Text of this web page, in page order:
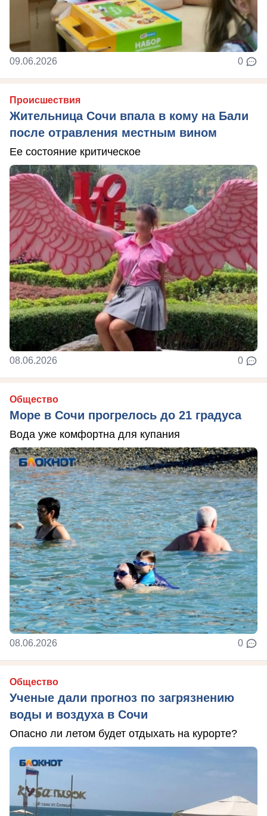
09.06.2026 0
Происшествия
Жительница Сочи впала в кому на Бали
после отравления местным вином
Ее состояние критическое
08.06.2026 0
Общество
Море в Сочи прогрелось до 21 градуса
Вода уже комфортна для купания
08.06.2026 0
Общество
Ученые дали прогноз по загрязнению
воды и воздуха в Сочи
Опасно ли летом будет отдыхать на курорте?